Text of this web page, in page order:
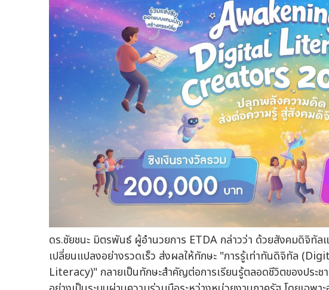
ดร.ชัยชนะ มิตรพันธ์ ผู้อำนวยการ ETDA กล่าวว่า ด้วยสังคมดิจิทั
เปลี่ยนแปลงอย่างรวดเร็ว ส่งผลให้ทักษะ "การรู้เท่าทันดิจิทัล
Literacy)" กลายเป็นทักษะสำคัญต่อการเรียนรู้ตลอดชีวิตของประช